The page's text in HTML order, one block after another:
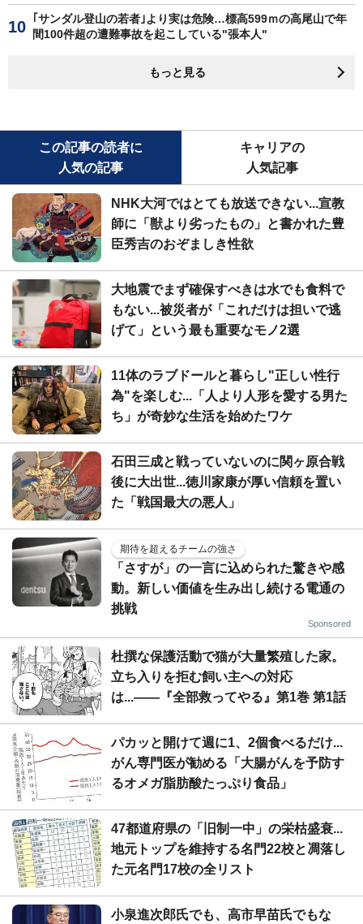
｢サンダル登山の若者｣より実は危険…標高599ｍの高尾山で年
間100件超の遭難事故を起こしている"張本人"
もっと見る
この記事の読者に
人気の記事
キャリアの
人気記事
NHK大河ではとても放送できない...宣教
師に「獣より劣ったもの」と書かれた豊
臣秀吉のおぞましき性欲
大地震でまず確保すべきは水でも食料で
もない...被災者が「これだけは担いで逃
げて」という最も重要なモノ2選
11体のラブドールと暮らし"正しい性行
為"を楽しむ...「人より人形を愛する男た
ち」が奇妙な生活を始めたワケ
石田三成と戦っていないのに関ヶ原合戦
後に大出世...徳川家康が厚い信頼を置い
た「戦国最大の悪人」
期待を超えるチームの強さ
「さすが」の一言に込められた驚きや感
動。新しい価値を生み出し続ける電通の
挑戦
Sponsored
杜撰な保護活動で猫が大量繁殖した家。
立ち入りを拒む飼い主への対応
は...――『全部救ってやる』第1巻 第1話
パカッと開けて週に1、2個食べるだけ...
がん専門医が勧める「大腸がんを予防す
るオメガ脂肪酸たっぷり食品」
47都道府県の「旧制一中」の栄枯盛衰...
地元トップを維持する名門22校と凋落し
た元名門17校の全リスト
小泉進次郎氏でも、高市早苗氏でもな